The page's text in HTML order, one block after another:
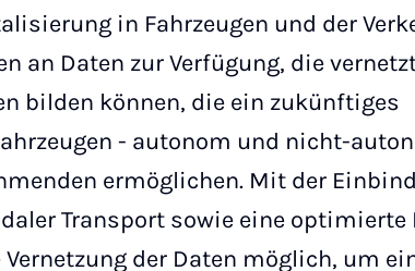
in Fahrzeugen und der
an Daten zur Verfügung, die
bilden können, die ein zukünftiges
- autonom und nicht-
ermöglichen. Mit der
Transport sowie eine optimierte
der Daten möglich, um